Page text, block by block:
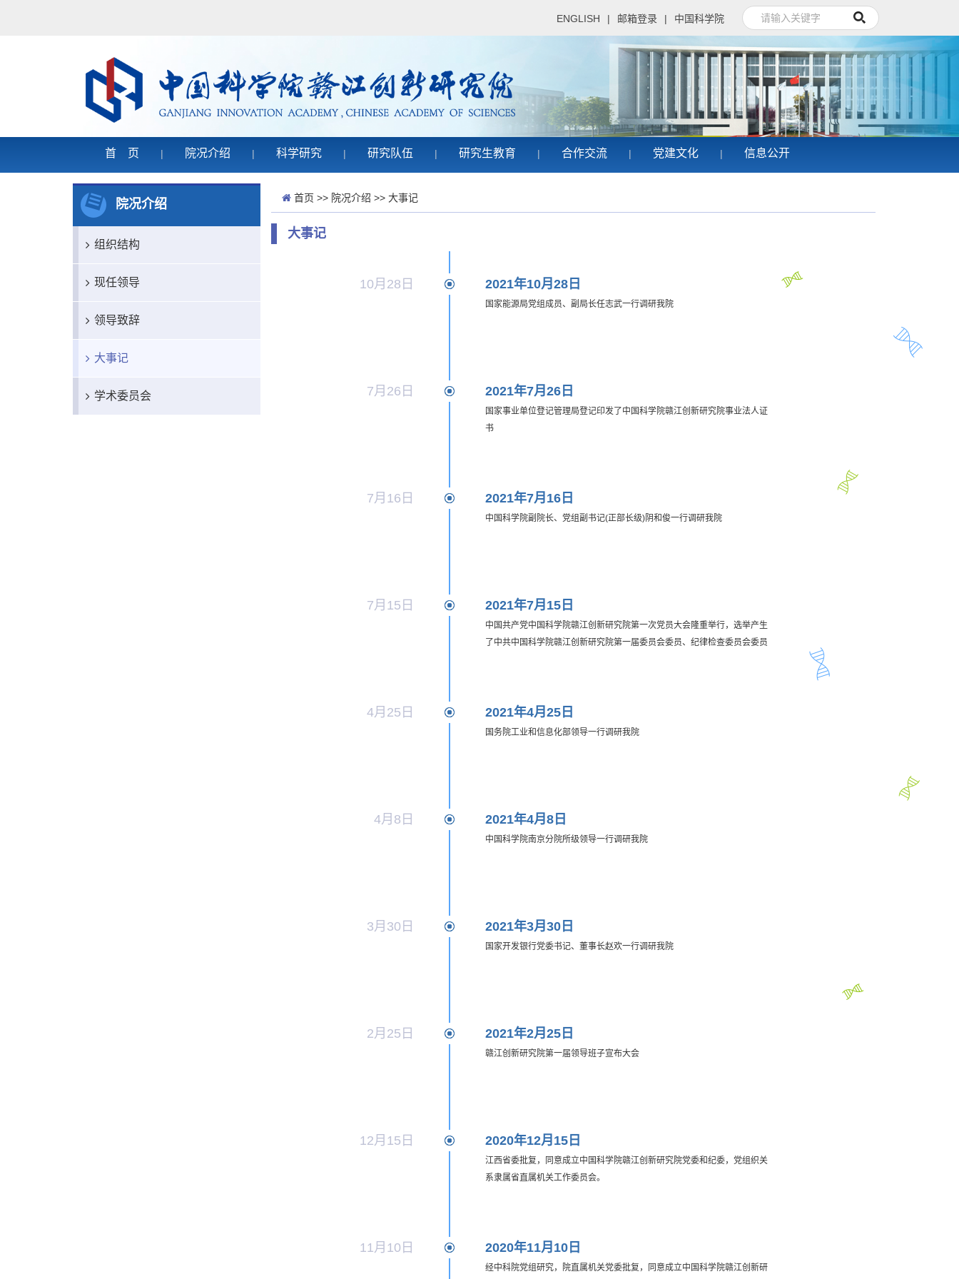
ENGLISH | 邮箱登录 | 中国科学院
首 页 | 院况介绍 | 科学研究 | 研究队伍 | 研究生教育 | 合作交流 | 党建文化 | 信息公开
院况介绍
组织结构
现任领导
领导致辞
大事记
学术委员会
首页 >> 院况介绍 >> 大事记
大事记
10月28日 2021年10月28日
国家能源局党组成员、副局长任志武一行调研我院
7月26日 2021年7月26日
国家事业单位登记管理局登记印发了中国科学院赣江创新研究院事业法人证
书
7月16日 2021年7月16日
中国科学院副院长、党组副书记(正部长级)阴和俊一行调研我院
7月15日 2021年7月15日
中国共产党中国科学院赣江创新研究院第一次党员大会隆重举行，选举产生
了中共中国科学院赣江创新研究院第一届委员会委员、纪律检查委员会委员
4月25日 2021年4月25日
国务院工业和信息化部领导一行调研我院
4月8日 2021年4月8日
中国科学院南京分院所级领导一行调研我院
3月30日 2021年3月30日
国家开发银行党委书记、董事长赵欢一行调研我院
2月25日 2021年2月25日
赣江创新研究院第一届领导班子宣布大会
12月15日 2020年12月15日
江西省委批复，同意成立中国科学院赣江创新研究院党委和纪委，党组织关
系隶属省直属机关工作委员会。
11月10日 2020年11月10日
经中科院党组研究，院直属机关党委批复，同意成立中国科学院赣江创新研